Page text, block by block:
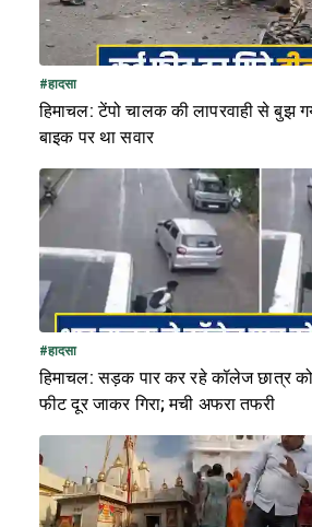
#हादसा
हिमाचल: टेंपो चालक की लापरवाही से बुझ
बाइक पर था सवार
#हादसा
हिमाचल: सड़क पार कर रहे कॉलेज छात्र
फीट दूर जाकर गिरा; मची अफरा तफरी